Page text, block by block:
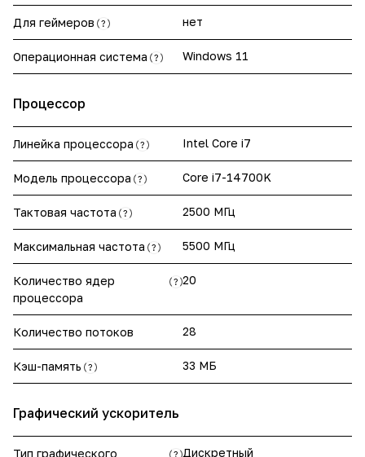
Для геймеров ? нет
Операционная система ? Windows 11
Процессор
Линейка процессора ? Intel Core i7
Модель процессора ? Core i7-14700K
Тактовая частота ? 2500 МГц
Максимальная частота ? 5500 МГц
Количество ядер
процессора
? 20
Количество потоков 28
Кэш-память ? 33 МБ
Графический ускоритель
Тип графического ? Дискретный